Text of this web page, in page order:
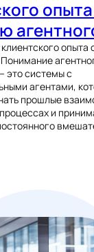
это системы с
агентами,
прошлые
и